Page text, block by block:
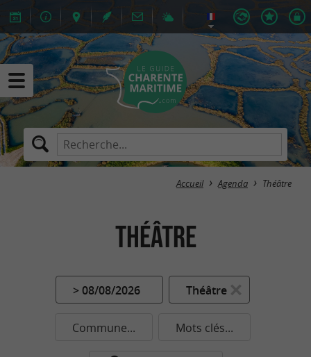
Accueil Agenda Théâtre
Théâtre
> 08/08/2026 Théâtre
Commune... Mots clés...